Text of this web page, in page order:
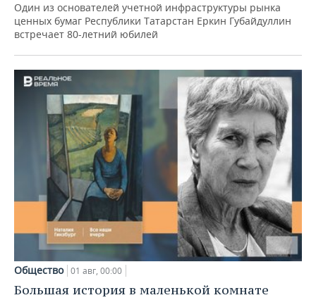
Один из основателей учетной инфраструктуры рынка
ценных бумаг Республики Татарстан Еркин Губайдуллин
встречает 80-летний юбилей
Общество 01 авг, 00:00
Большая история в маленькой комнате